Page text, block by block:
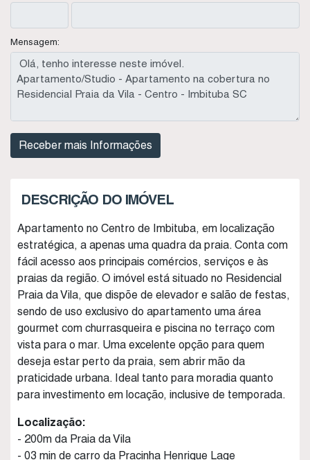
Mensagem:
DESCRIÇÃO DO IMÓVEL
Apartamento no Centro de Imbituba, em localização
estratégica, a apenas uma quadra da praia. Conta com
fácil acesso aos principais comércios, serviços e às
praias da região. O imóvel está situado no Residencial
Praia da Vila, que dispõe de elevador e salão de festas,
sendo de uso exclusivo do apartamento uma área
gourmet com churrasqueira e piscina no terraço com
vista para o mar. Uma excelente opção para quem
deseja estar perto da praia, sem abrir mão da
praticidade urbana. Ideal tanto para moradia quanto
para investimento em locação, inclusive de temporada.
Localização:
- 200m da Praia da Vila
- 03 min de carro da Pracinha Henrique Lage